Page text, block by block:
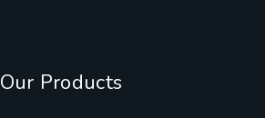
Our Products